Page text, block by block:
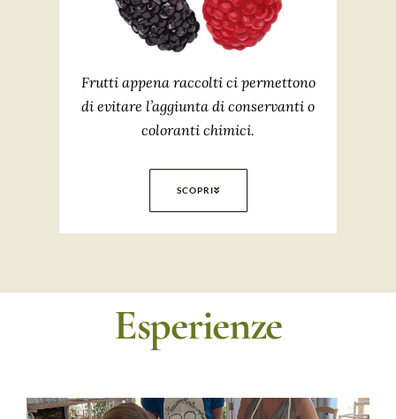
Frutti appena raccolti ci permettono
di evitare l’aggiunta di conservanti o
coloranti chimici.
SCOPRI
Esperienze